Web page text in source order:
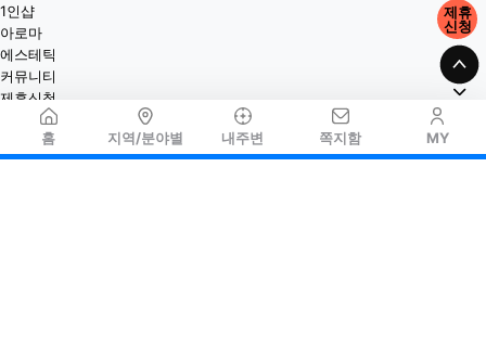
홈 지역/분야별 내주변 쪽지함 MY
1인샵
아로마
에스테틱
커뮤니티
제휴신청
제휴
신청